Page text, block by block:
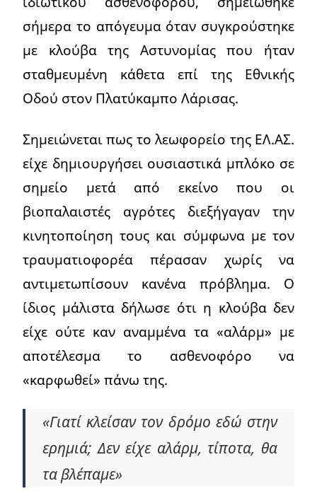
σήμερα το απόγευμα όταν συγκρούστηκε
με κλούβα της Αστυνομίας που ήταν
σταθμευμένη κάθετα επί της Εθνικής
Οδού στον Πλατύκαμπο Λάρισας.
Σημειώνεται πως το λεωφορείο της ΕΛ.ΑΣ.
είχε δημιουργήσει ουσιαστικά μπλόκο σε
σημείο μετά από εκείνο που οι
βιοπαλαιστές αγρότες διεξήγαγαν την
κινητοποίηση τους και σύμφωνα με τον
τραυματιοφορέα πέρασαν χωρίς να
αντιμετωπίσουν κανένα πρόβλημα. Ο
ίδιος μάλιστα δήλωσε ότι η κλούβα δεν
είχε ούτε καν αναμμένα τα «αλάρμ» με
αποτέλεσμα το ασθενοφόρο να
«καρφωθεί» πάνω της.
«Γιατί κλείσαν τον δρόμο εδώ στην
ερημιά; Δεν είχε αλάρμ, τίποτα, θα
τα βλέπαμε»